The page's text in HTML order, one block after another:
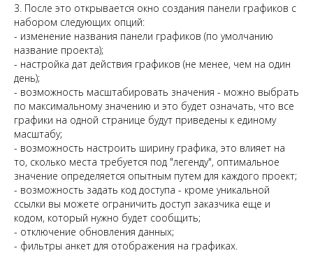
3. После это открывается окно создания панели графиков с
набором следующих опций:
- изменение названия панели графиков (по умолчанию
название проекта);
- настройка дат действия графиков (не менее, чем на один
день);
- возможность масштабировать значения - можно выбрать
по максимальному значению и это будет означать, что все
графики на одной странице будут приведены к единому
масштабу;
- возможность настроить ширину графика, это влияет на
то, сколько места требуется под "легенду", оптимальное
значение определяется опытным путем для каждого проект;
- возможность задать код доступа - кроме уникальной
ссылки вы можете ограничить доступ заказчика еще и
кодом, который нужно будет сообщить;
- отключение обновления данных;
- фильтры анкет для отображения на графиках.